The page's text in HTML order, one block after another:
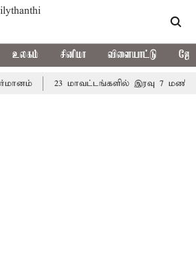
உலகம் சினிமா விளையாட்டு
23 மாவட்டங்களில் இரவு 7 மணிவரை